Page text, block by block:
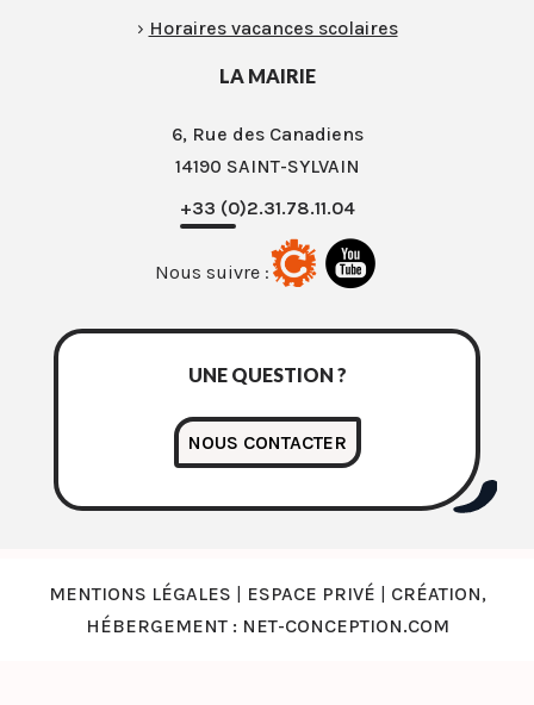
› Horaires vacances scolaires
LA MAIRIE
6, Rue des Canadiens
14190 SAINT-SYLVAIN
+33 (0)2.31.78.11.04
Nous suivre :
UNE QUESTION ?
NOUS CONTACTER
MENTIONS LÉGALES | ESPACE PRIVÉ | CRÉATION,
HÉBERGEMENT : NET-CONCEPTION.COM